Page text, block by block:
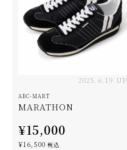
2025.6.19 UP
ABC-MART
MARATHON
¥15,000
¥16,500 税込